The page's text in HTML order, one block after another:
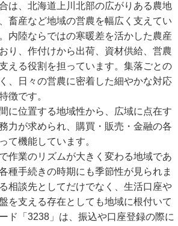
は、北海道上川北部の広がりある農地
畜産など地域の営農を幅広く支えてい
内陸ならではの寒暖差を活かした農産
り、作付けから出荷、資材供給、営農
える役割を担っています。集落ごとの
、日々の営農に密着した細やかな対応
徴です。
に位置する地域性から、広域に点在す
力が求められ、購買・販売・金融の各
て機能しています。
作業のリズムが大きく変わる地域であ
種手続きの時期にも季節性が見られま
相談先としてだけでなく、生活口座や
を支える存在としても地域に根付いて
ド「3238」は、振込や口座登録の際に